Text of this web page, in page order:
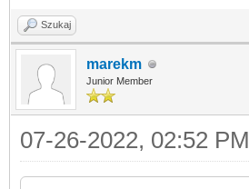
Szukaj
marekm
Junior Member
07-26-2022, 02:52 PM